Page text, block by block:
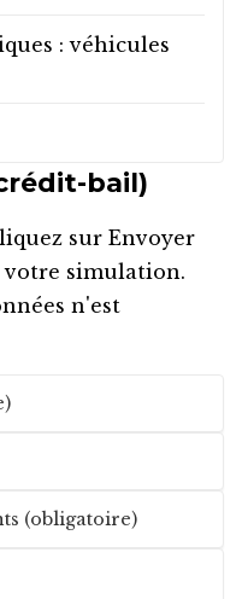
bail)
sur Envoyer
simulation.
n'est
(obligatoire)
: véhicules